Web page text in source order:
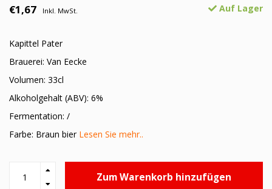
€1,67 Inkl. MwSt. Auf Lager
Kapittel Pater
Brauerei: Van Eecke
Volumen: 33cl
Alkoholgehalt (ABV): 6%
Fermentation: /
Farbe: Braun bier Lesen Sie mehr..
Zum Warenkorb hinzufügen